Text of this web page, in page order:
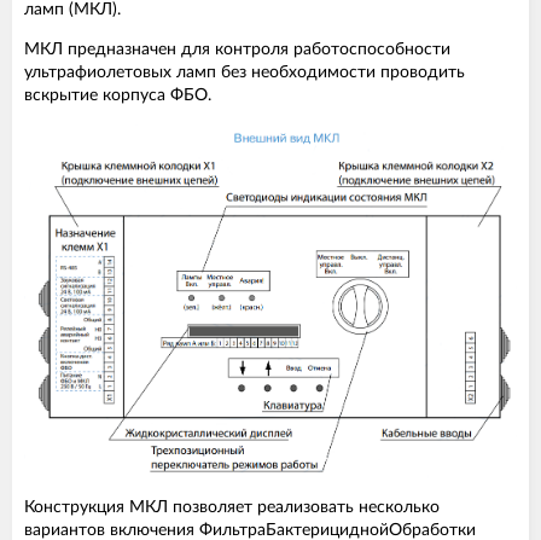
ламп (МКЛ).
МКЛ предназначен для контроля работоспособности
ультрафиолетовых ламп без необходимости проводить
вскрытие корпуса ФБО.
Конструкция МКЛ позволяет реализовать несколько
вариантов включения ФильтраБактерициднойОбработки